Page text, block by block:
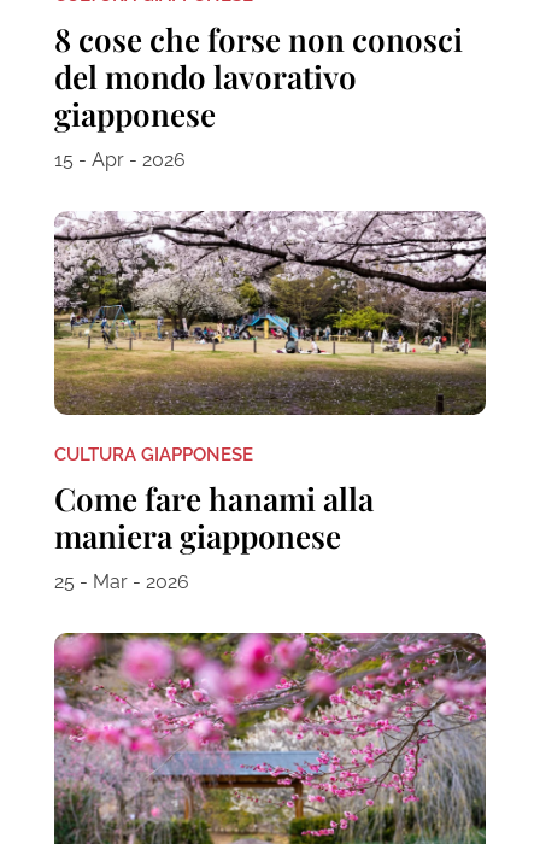
8 cose che forse non conosci
del mondo lavorativo
giapponese
15 - Apr - 2026
CULTURA GIAPPONESE
Come fare hanami alla
maniera giapponese
25 - Mar - 2026